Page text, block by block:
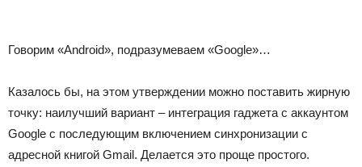
Говорим «Android», подразумеваем «Google»…
Казалось бы, на этом утверждении можно поставить жирную
точку: наилучший вариант – интеграция гаджета с аккаунтом
Google с последующим включением синхронизации с
адресной книгой Gmail. Делается это проще простого.